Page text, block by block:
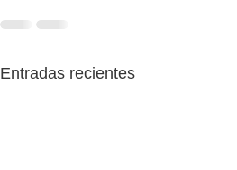
Entradas recientes